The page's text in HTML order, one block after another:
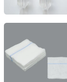
Shanghai
Shanghai,